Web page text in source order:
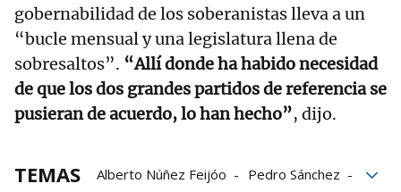
gobernabilidad de los soberanistas lleva a un
“bucle mensual y una legislatura llena de
sobresaltos”. “Allí donde ha habido necesidad
de que los dos grandes partidos de referencia se
pusieran de acuerdo, lo han hecho”, dijo.
TEMAS Alberto Núñez Feijóo
Pedro Sánchez